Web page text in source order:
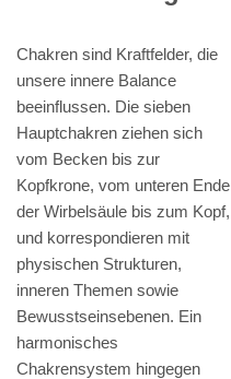
Chakren sind Kraftfelder, die
unsere innere Balance
beeinflussen. Die sieben
Hauptchakren ziehen sich
vom Becken bis zur
Kopfkrone, vom unteren Ende
der Wirbelsäule bis zum Kopf,
und korrespondieren mit
physischen Strukturen,
inneren Themen sowie
Bewusstseinsebenen. Ein
harmonisches
Chakrensystem hingegen